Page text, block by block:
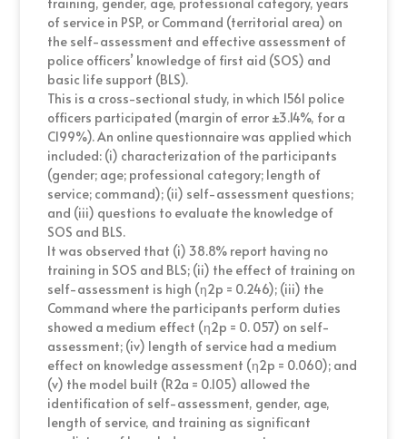
of service in PSP, or Command (territorial area) on
the self-assessment and effective assessment of
police officers’ knowledge of first aid (SOS) and
basic life support (BLS).
This is a cross-sectional study, in which 1561 police
officers participated (margin of error ±3.14%, for a
CI99%). An online questionnaire was applied which
included: (i) characterization of the participants
(gender; age; professional category; length of
service; command); (ii) self-assessment questions;
and (iii) questions to evaluate the knowledge of
SOS and BLS.
It was observed that (i) 38.8% report having no
training in SOS and BLS; (ii) the effect of training on
self-assessment is high (η2p = 0.246); (iii) the
Command where the participants perform duties
showed a medium effect (η2p = 0. 057) on self-
assessment; (iv) length of service had a medium
effect on knowledge assessment (η2p = 0.060); and
(v) the model built (R2a = 0.105) allowed the
identification of self-assessment, gender, age,
length of service, and training as significant